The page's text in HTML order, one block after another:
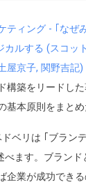
ティング - ｢なぜ
カルする (スコッ
屋京子, 関野吉記)
構築をリードし
基本原則をまとめ
ベリは ｢ブラン
べます。ブラン
企業が成功でき